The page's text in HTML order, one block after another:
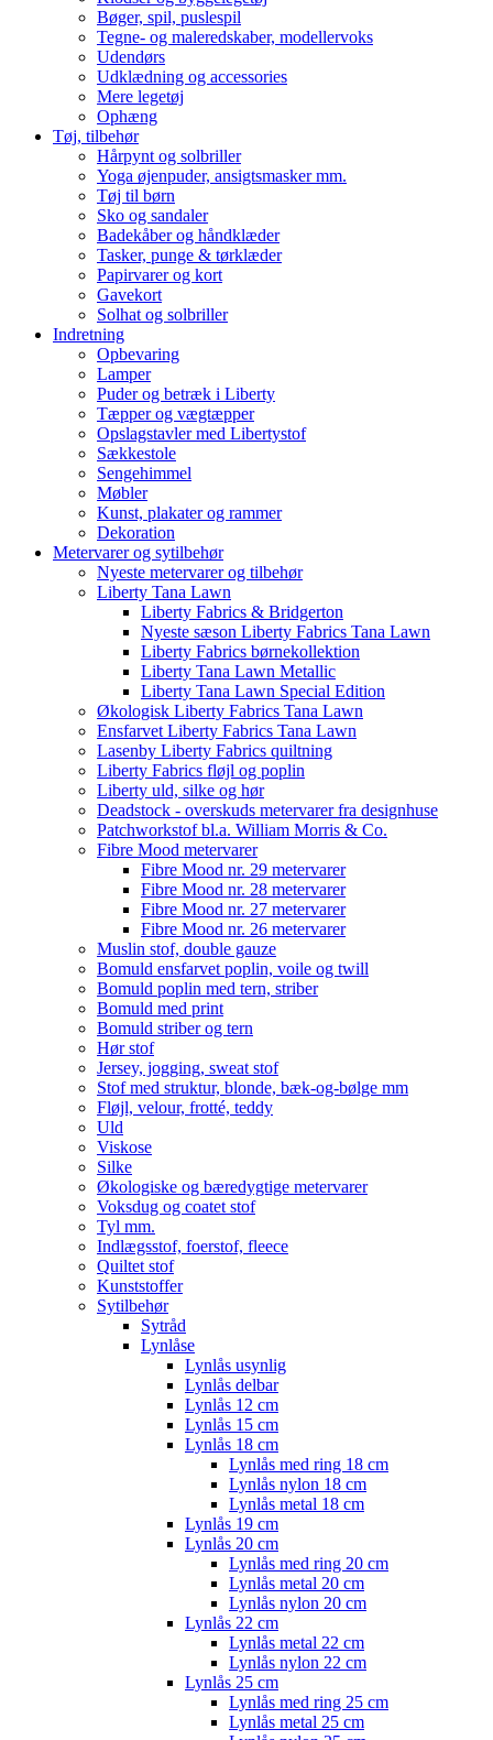
Bøger, spil, puslespil
Tegne- og maleredskaber, modellervoks
Udendørs
Udklædning og accessories
Mere legetøj
Ophæng
Tøj, tilbehør
Hårpynt og solbriller
Yoga øjenpuder, ansigtsmasker mm.
Tøj til børn
Sko og sandaler
Badekåber og håndklæder
Tasker, punge & tørklæder
Papirvarer og kort
Gavekort
Solhat og solbriller
Indretning
Opbevaring
Lamper
Puder og betræk i Liberty
Tæpper og vægtæpper
Opslagstavler med Libertystof
Sækkestole
Sengehimmel
Møbler
Kunst, plakater og rammer
Dekoration
Metervarer og sytilbehør
Nyeste metervarer og tilbehør
Liberty Tana Lawn
Liberty Fabrics & Bridgerton
Nyeste sæson Liberty Fabrics Tana Lawn
Liberty Fabrics børnekollektion
Liberty Tana Lawn Metallic
Liberty Tana Lawn Special Edition
Økologisk Liberty Fabrics Tana Lawn
Ensfarvet Liberty Fabrics Tana Lawn
Lasenby Liberty Fabrics quiltning
Liberty Fabrics fløjl og poplin
Liberty uld, silke og hør
Deadstock - overskuds metervarer fra designhuse
Patchworkstof bl.a. William Morris & Co.
Fibre Mood metervarer
Fibre Mood nr. 29 metervarer
Fibre Mood nr. 28 metervarer
Fibre Mood nr. 27 metervarer
Fibre Mood nr. 26 metervarer
Muslin stof, double gauze
Bomuld ensfarvet poplin, voile og twill
Bomuld poplin med tern, striber
Bomuld med print
Bomuld striber og tern
Hør stof
Jersey, jogging, sweat stof
Stof med struktur, blonde, bæk-og-bølge mm
Fløjl, velour, frotté, teddy
Uld
Viskose
Silke
Økologiske og bæredygtige metervarer
Voksdug og coatet stof
Tyl mm.
Indlægsstof, foerstof, fleece
Quiltet stof
Kunststoffer
Sytilbehør
Sytråd
Lynlåse
Lynlås usynlig
Lynlås delbar
Lynlås 12 cm
Lynlås 15 cm
Lynlås 18 cm
Lynlås med ring 18 cm
Lynlås nylon 18 cm
Lynlås metal 18 cm
Lynlås 19 cm
Lynlås 20 cm
Lynlås med ring 20 cm
Lynlås metal 20 cm
Lynlås nylon 20 cm
Lynlås 22 cm
Lynlås metal 22 cm
Lynlås nylon 22 cm
Lynlås 25 cm
Lynlås med ring 25 cm
Lynlås metal 25 cm